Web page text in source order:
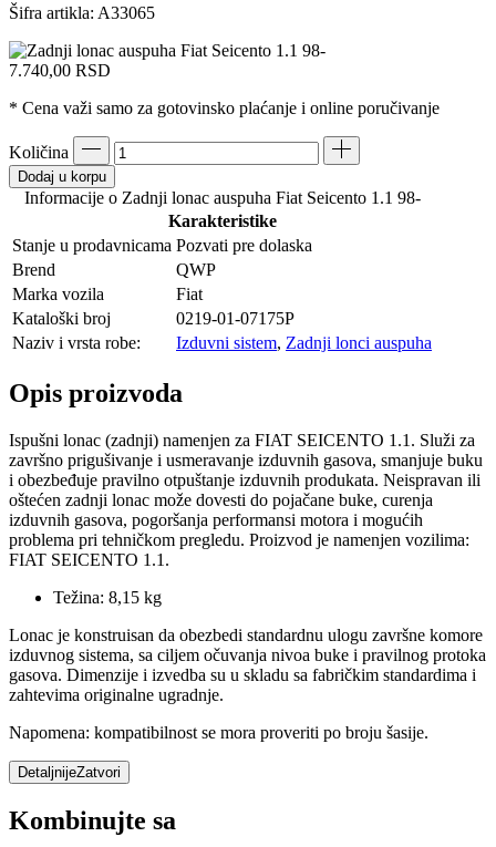
Šifra artikla: A33065
7.740,00 RSD
* Cena važi samo za gotovinsko plaćanje i online poručivanje
Količina
Dodaj u korpu
Informacije o Zadnji lonac auspuha Fiat Seicento 1.1 98-
Karakteristike
Stanje u prodavnicama Pozvati pre dolaska
Brend
QWP
Marka vozila
Fiat
Kataloški broj
0219-01-07175P
Naziv i vrsta robe:
Izduvni sistem, Zadnji lonci auspuha
Opis proizvoda
Ispušni lonac (zadnji) namenjen za FIAT SEICENTO 1.1. Služi za
završno prigušivanje i usmeravanje izduvnih gasova, smanjuje buku
i obezbeđuje pravilno otpuštanje izduvnih produkata. Neispravan ili
oštećen zadnji lonac može dovesti do pojačane buke, curenja
izduvnih gasova, pogoršanja performansi motora i mogućih
problema pri tehničkom pregledu. Proizvod je namenjen vozilima:
FIAT SEICENTO 1.1.
Težina: 8,15 kg
Lonac je konstruisan da obezbedi standardnu ulogu završne komore
izduvnog sistema, sa ciljem očuvanja nivoa buke i pravilnog protoka
gasova. Dimenzije i izvedba su u skladu sa fabričkim standardima i
zahtevima originalne ugradnje.
Napomena: kompatibilnost se mora proveriti po broju šasije.
DetaljnijeZatvori
Kombinujte sa